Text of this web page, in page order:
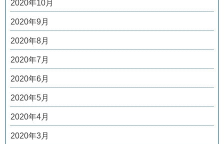
2020年10月
2020年9月
2020年8月
2020年7月
2020年6月
2020年5月
2020年4月
2020年3月